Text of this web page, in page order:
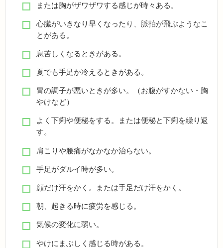
または胸がザワザワする感じが時々ある。
心臓がいきなり早くなったり、脈拍が飛ぶようなこ
とがある。
息苦しくなるときがある。
夏でも手足か冷えるときがある。
胃の調子が悪いときが多い。（お腹がすかない・胸
やけなど）
よく下痢や便秘をする。または便秘と下痢を繰り返
す。
肩こりや腰痛がなかなか治らない。
手足がダルイ時が多い。
顔だけ汗をかく。または手足だけ汗をかく。
朝、起きる時に疲労を感じる。
気候の変化に弱い。
やけにまぶしく感じる時がある。